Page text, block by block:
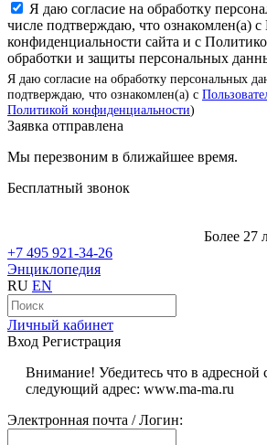
Я даю согласие на обработку
числе подтверждаю, что ознакомлен(а)
конфиденциальности сайта и с
обработки и защиты персональных
Я даю согласие на обработку персональных
подтверждаю, что ознакомлен(а) с
Политикой конфиденциальности)
Заявка отправлена
Мы перезвоним в ближайшее время.
Бесплатный звонок
Более 27
+7 495 921-34-26
Энциклопедия
RU EN
Личный кабинет
Вход Регистрация
Внимание! Убедитесь что в адресной
следующий адрес: www.ma-ma.ru
Электронная почта / Логин: